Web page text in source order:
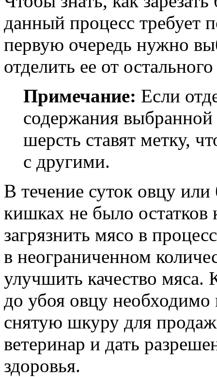
данный процесс требует
первую очередь нужно
отделить ее от
Примечание: Если
содержания выбранной
шерсть ставят метку,
с другими.
В течение суток овцу
кишках не было остатков
загрязнить мясо в
в неограниченном
улучшить качество мяса.
до убоя овцу необходимо
снятую шкуру для
ветеринар и дать
здоровья.